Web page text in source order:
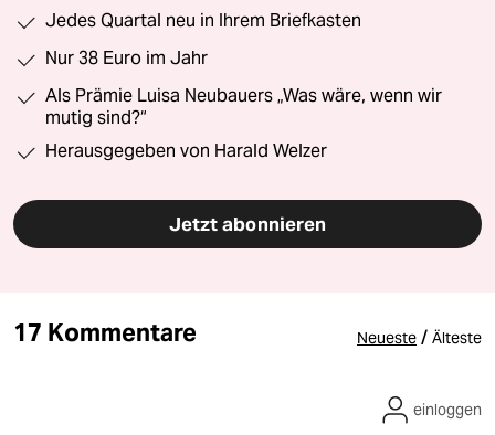
Jedes Quartal neu in Ihrem Briefkasten
Nur 38 Euro im Jahr
Als Prämie Luisa Neubauers „Was wäre, wenn wir
mutig sind?“
Herausgegeben von Harald Welzer
Jetzt abonnieren
17 Kommentare Neueste / Älteste
einloggen